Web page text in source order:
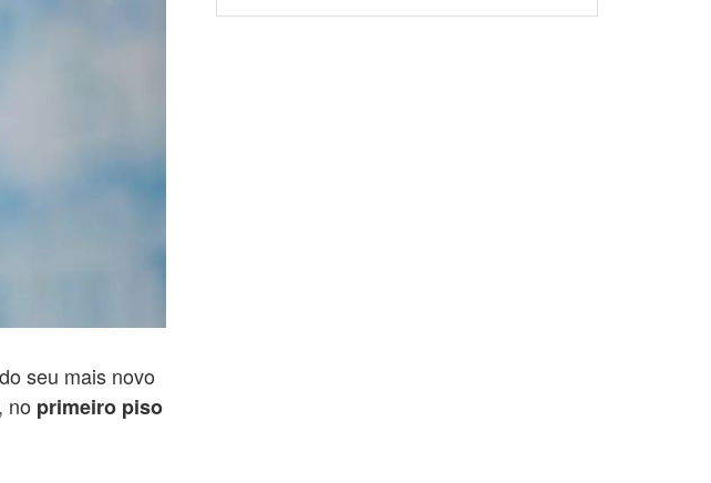
seu mais novo
, no primeiro piso